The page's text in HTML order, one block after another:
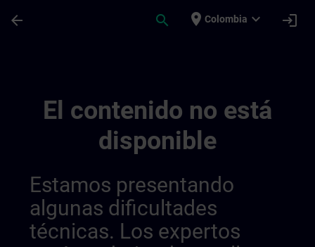
arrow_back search place Colombia expand_more login
El contenido no está
disponible
Estamos presentando
algunas dificultades
técnicas. Los expertos